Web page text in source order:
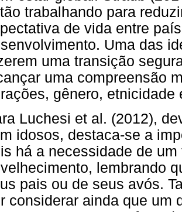
trabalhando para
de vida entre
Uma das
uma transição
uma compreensão
gênero, etnicidade
Luchesi et al. (2012),
idosos, destaca-se a
há a necessidade de
lembrando
pais ou de seus avós.
considerar ainda que um